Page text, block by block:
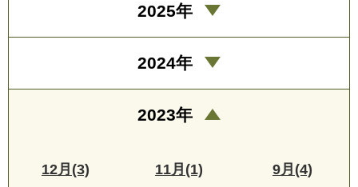
2025年
2024年
2023年
12月(3) 11月(1) 9月(4)